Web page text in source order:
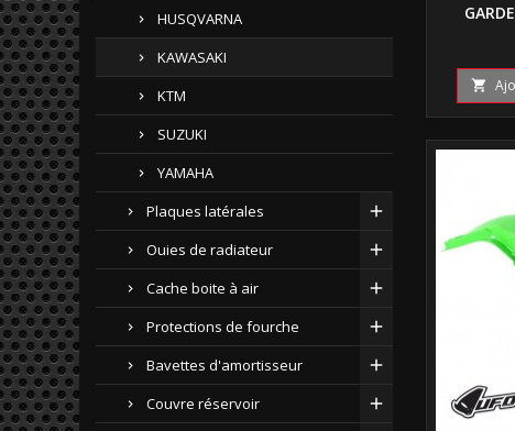
HUSQVARNA
KAWASAKI
KTM
SUZUKI
YAMAHA
Plaques latérales
Ouies de radiateur
Cache boite à air
Protections de fourche
Bavettes d'amortisseur
Couvre réservoir
